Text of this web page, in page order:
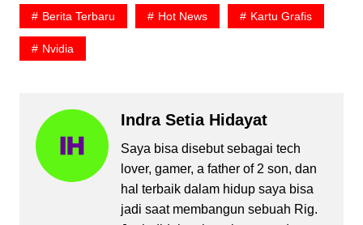
Berita Terbaru Hot News Kartu Grafis
Nvidia
Indra Setia Hidayat
Saya bisa disebut sebagai tech
lover, gamer, a father of 2 son, dan
hal terbaik dalam hidup saya bisa
jadi saat membangun sebuah Rig.